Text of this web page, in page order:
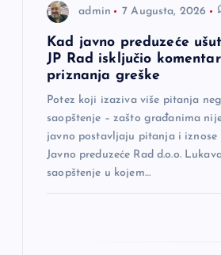
admin 7 Augusta, 2026
Kad javno preduzeće
JP Rad isključio
priznanja greške
Potez koji izaziva više pitanja
saopštenje – zašto građanima
javno postavljaju pitanja i iznose
Javno preduzeće Rad d.o.o.
saopštenje u kojem…